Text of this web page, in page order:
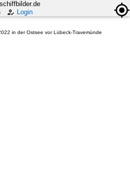
schiffbilder.de
Login
in der Ostsee vor Lübeck-Travemünde